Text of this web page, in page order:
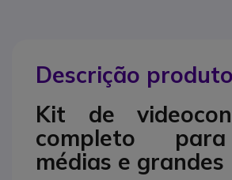
Descrição produto
Kit de
completo
médias e grandes